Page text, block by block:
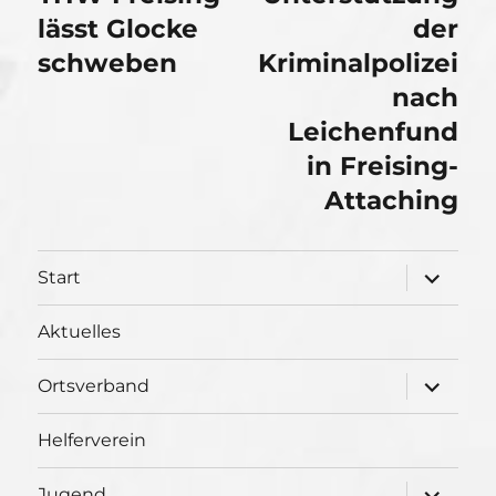
Beitrag:
lässt Glocke
schweben
der
Kriminalpolizei
nach
Leichenfund
in Freising-
Attaching
Start
öffnen
Aktuelles
Ortsverband
öffnen
Helferverein